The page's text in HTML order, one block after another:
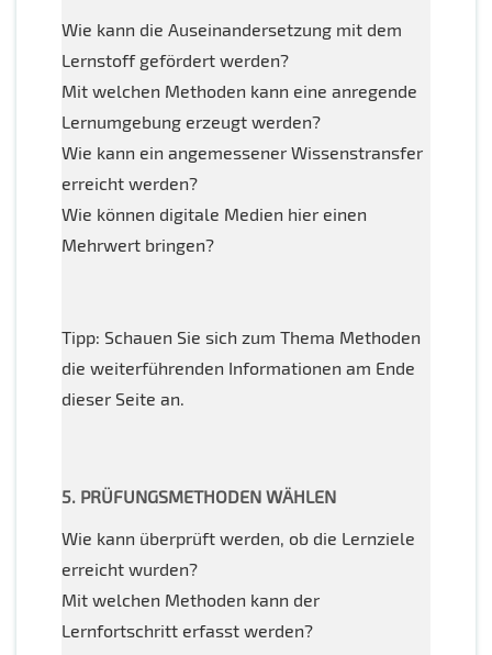
Wie kann die Auseinandersetzung mit dem
Lernstoff gefördert werden?
Mit welchen Methoden kann eine anregende
Lernumgebung erzeugt werden?
Wie kann ein angemessener Wissenstransfer
erreicht werden?
Wie können digitale Medien hier einen
Mehrwert bringen?
Tipp: Schauen Sie sich zum Thema Methoden
die weiterführenden Informationen am Ende
dieser Seite an.
5. PRÜFUNGSMETHODEN WÄHLEN
Wie kann überprüft werden, ob die Lernziele
erreicht wurden?
Mit welchen Methoden kann der
Lernfortschritt erfasst werden?